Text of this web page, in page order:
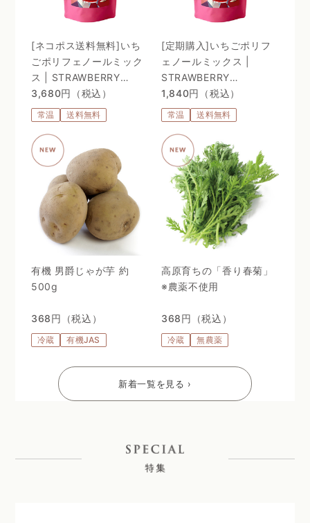
[ネコポス送料無料]いち
ごポリフェノールミック
ス | STRAWBERRY
POLYPHENOLS MIX
3,680円（税込）
常温 送料無料
[定期購入]いちごポリフ
ェノールミックス |
STRAWBERRY
POLYPHENOLS MIX
1,840円（税込）
常温 送料無料
有機 男爵じゃが芋 約
500g
368円（税込）
冷蔵 有機JAS
高原育ちの「香り春菊」
※農薬不使用
368円（税込）
冷蔵 無農薬
新着一覧を見る ›